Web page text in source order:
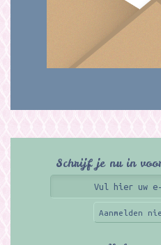
Schrijf je nu in
Aanmelden